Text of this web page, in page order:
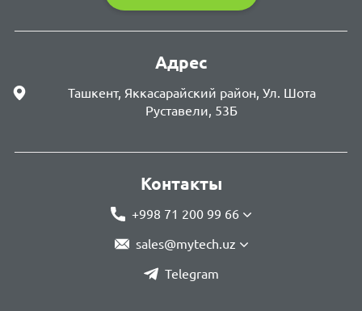
Адрес
Ташкент, Яккасарайский район, Ул. Шота
Руставели, 53Б
Контакты
+998 71 200 99 66
sales@mytech.uz
Telegram